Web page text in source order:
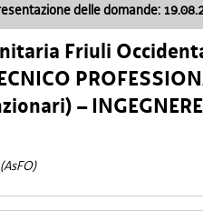
delle domande:
Friuli
–